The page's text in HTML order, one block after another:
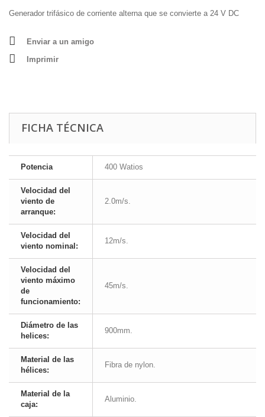
Generador trifásico de corriente alterna que se convierte a 24 V DC
Enviar a un amigo
Imprimir
FICHA TÉCNICA
Potencia 400 Watios
Velocidad del
viento de
arranque:
2.0m/s.
Velocidad del
viento nominal:
12m/s.
Velocidad del
viento máximo
de
funcionamiento:
45m/s.
Diámetro de las
helices:
900mm.
Material de las
hélices:
Fibra de nylon.
Material de la
caja:
Aluminio.